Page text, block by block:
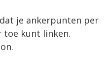
je ankerpunten per
toe kunt linken.